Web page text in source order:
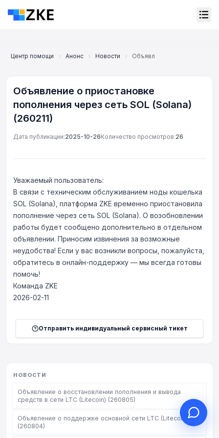
Центр помощи Анонс Новости Объявление о приостановке
Объявление о приостановке
пополнения через сеть SOL (Solana)
(260211)
Дата публикации:2025-10-26Количество просмотров:26
Уважаемый пользователь:
В связи с техническим обслуживанием ноды кошелька
SOL (Solana), платформа ZKE временно приостановила
пополнение через сеть SOL (Solana). О возобновлении
работы будет сообщено дополнительно в отдельном
объявлении. Приносим извинения за возможные
неудобства! Если у вас возникли вопросы, пожалуйста,
обратитесь в онлайн-поддержку — мы всегда готовы
помочь!
Команда ZKE
2026-02-11
Отправить индивидуальный сервисный тикет
НОВОСТИ
Объявление о восстановлении пополнения и вывода
средств в сети LTC (Litecoin) (260805)
Объявление о поддержке основной сети LTC (Litecoin)
(260804)
Онлайн-поддержка